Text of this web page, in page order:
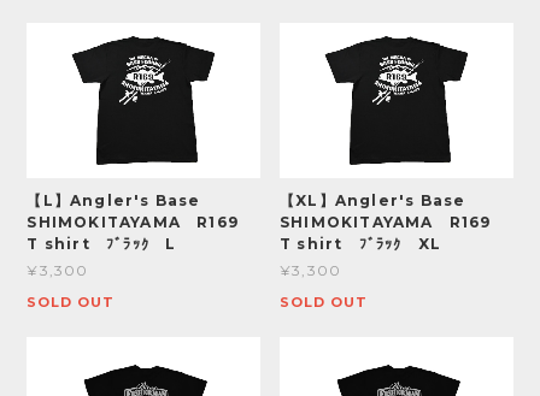
【L】Angler's Base
SHIMOKITAYAMA R169
T shirt ﾌﾞﾗｯｸ L
¥3,300
SOLD OUT
【XL】Angler's Base
SHIMOKITAYAMA R169
T shirt ﾌﾞﾗｯｸ XL
¥3,300
SOLD OUT